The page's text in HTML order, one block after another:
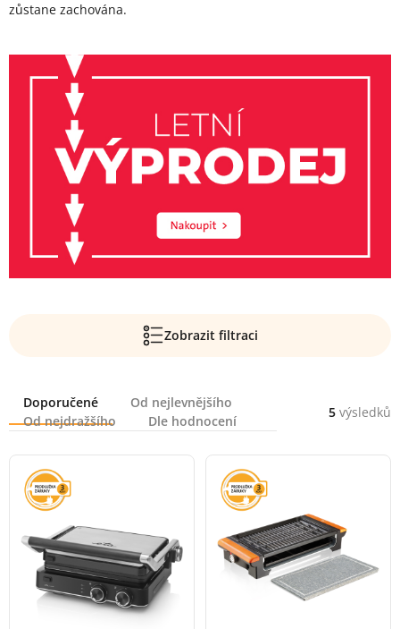
zůstane zachována.
Zobrazit filtraci
Řazení
Doporučené
Od nejlevnějšího
Od nejdražšího
Dle hodnocení
5 výsledků